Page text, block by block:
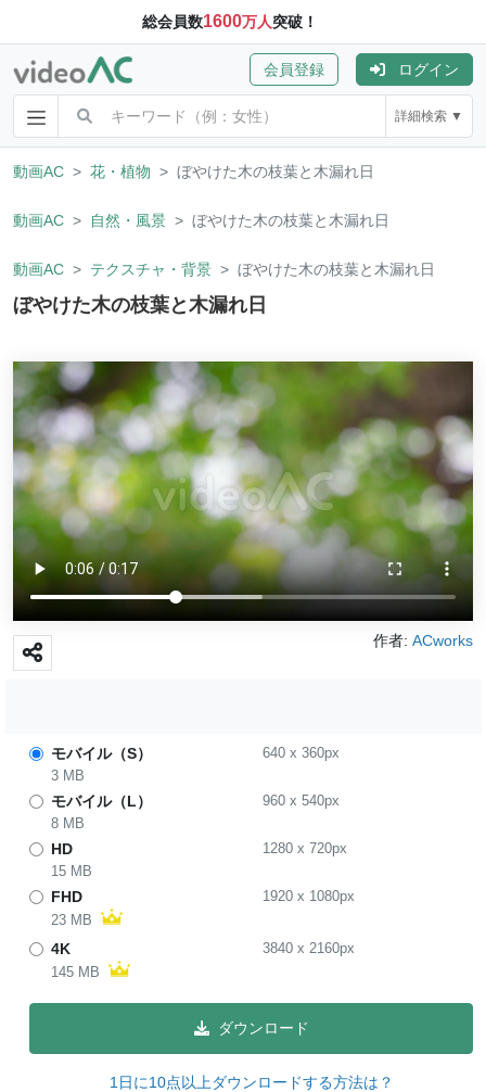
総会員数1600万人突破！
会員登録 ログイン
詳細検索 ▼
動画AC 花・植物 ぼやけた木の枝葉と木漏れ日
動画AC 自然・風景 ぼやけた木の枝葉と木漏れ日
動画AC テクスチャ・背景 ぼやけた木の枝葉と木漏れ日
ぼやけた木の枝葉と木漏れ日
作者: ACworks
モバイル（S） 640x 360px
3 MB
モバイル（L） 960x 540px
8 MB
HD 1280x 720px
15 MB
FHD 1920x 1080px
23 MB
4K 3840x 2160px
145 MB
ダウンロード
1日に10点以上ダウンロードする方法は？